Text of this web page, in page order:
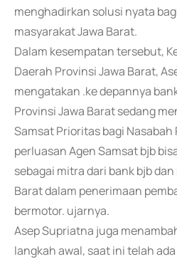
menghadirkan solusi nyata
masyarakat Jawa Barat.
Dalam kesempatan tersebut,
Daerah Provinsi Jawa Barat,
mengatakan .ke depannya
Provinsi Jawa Barat sedang
Samsat Prioritas bagi
perluasan Agen Samsat bjb
sebagai mitra dari bank bjb
Barat dalam penerimaan
bermotor. ujarnya.
Asep Supriatna juga
langkah awal, saat ini telah